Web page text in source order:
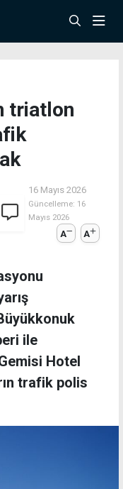
triatlon
16 Mayıs 2026
Güncelleme: 16
Mayıs 2026
A A
ile
Hotel
trafik polis